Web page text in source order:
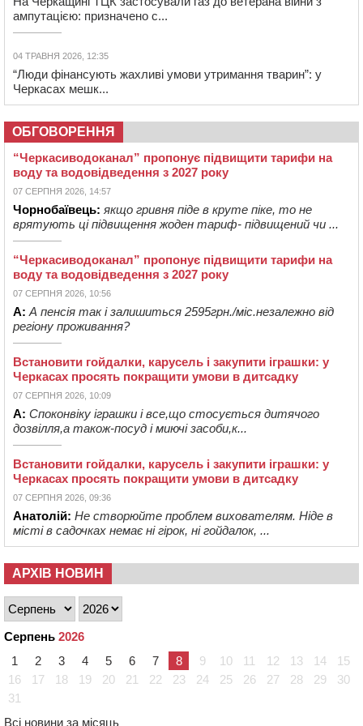
ампутацією: призначено с...
04 ТРАВНЯ 2026, 12:35
“Люди фінансують жахливі умови утримання тварин”: у
Черкасах мешк...
ОБГОВОРЕННЯ
“Черкасиводоканал” пропонує підвищити тарифи на
воду та водовідведення з 2027 року
07 СЕРПНЯ 2026, 14:57
Чорнобаївець: якщо гривня піде в круте піке, то не
врятують ці підвищення жоден тариф- підвищений чи ...
“Черкасиводоканал” пропонує підвищити тарифи на
воду та водовідведення з 2027 року
07 СЕРПНЯ 2026, 10:56
А: А пенсія так і залишиться 2595грн./міс.незалежно від
регіону проживання?
Встановити гойдалки, карусель і закупити іграшки: у
Черкасах просять покращити умови в дитсадку
07 СЕРПНЯ 2026, 10:09
А: Споконвіку іграшки і все,що стосується дитячого
дозвілля,а також-посуд і миючі засоби,к...
Встановити гойдалки, карусель і закупити іграшки: у
Черкасах просять покращити умови в дитсадку
07 СЕРПНЯ 2026, 09:36
Анатолій: Не створюйте проблем вихователям. Ніде в
місті в садочках немає ні гірок, ні гойдалок, ...
АРХІВ НОВИН
Серпень 2026
1
2 3 4 5 6 7 8 9 10 11 12 13 14
15
16
17 18 19 20 21 22 23 24 25 26 27 28 29
30
31
Всі новини за місяць